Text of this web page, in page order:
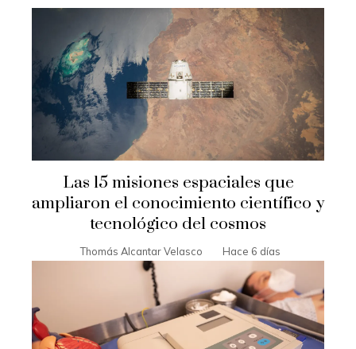
Las 15 misiones espaciales que
ampliaron el conocimiento científico y
tecnológico del cosmos
Thomás Alcantar Velasco Hace 6 días